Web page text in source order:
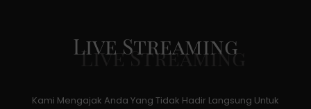
Live Streaming
Kami Mengajak Anda Yang Tidak Hadir Langsung Untuk